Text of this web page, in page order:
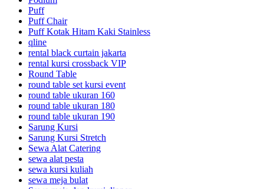
Puff
Puff Chair
Puff Kotak Hitam Kaki Stainless
qline
rental black curtain jakarta
rental kursi crossback VIP
Round Table
round table set kursi event
round table ukuran 160
round table ukuran 180
round table ukuran 190
Sarung Kursi
Sarung Kursi Stretch
Sewa Alat Catering
sewa alat pesta
sewa kursi kuliah
sewa meja bulat